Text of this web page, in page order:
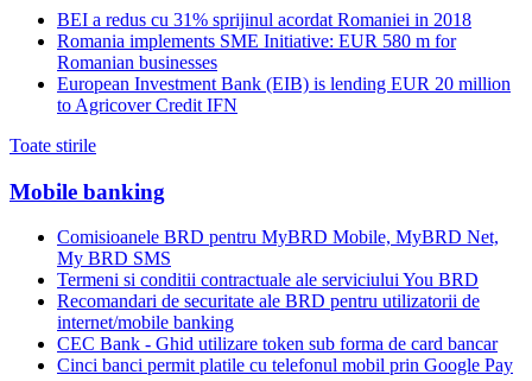
BEI a redus cu 31% sprijinul acordat Romaniei in 2018
Romania implements SME Initiative: EUR 580 m for
Romanian businesses
European Investment Bank (EIB) is lending EUR 20 million
to Agricover Credit IFN
Toate stirile
Mobile banking
Comisioanele BRD pentru MyBRD Mobile, MyBRD Net,
My BRD SMS
Termeni si conditii contractuale ale serviciului You BRD
Recomandari de securitate ale BRD pentru utilizatorii de
internet/mobile banking
CEC Bank - Ghid utilizare token sub forma de card bancar
Cinci banci permit platile cu telefonul mobil prin Google Pay